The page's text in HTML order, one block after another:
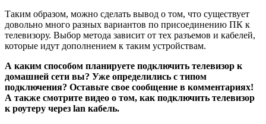
Таким образом, можно сделать вывод о том, что существует
довольно много разных вариантов по присоединению ПК к
телевизору. Выбор метода зависит от тех разъемов и кабелей,
которые идут дополнением к таким устройствам.
А каким способом планируете подключить телевизор к
домашней сети вы? Уже определились с типом
подключения? Оставьте свое сообщение в комментариях!
А также смотрите видео о том, как подключить телевизор
к роутеру через lan кабель.